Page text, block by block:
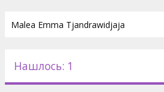
Новости
Нашлось: 1